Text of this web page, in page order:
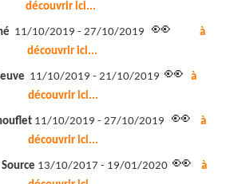
découvrir ici...
11/10/2019 - 27/10/2019 👀
à
découvrir ici...
11/10/2019 - 21/10/2019 👀
à
découvrir ici...
11/10/2019 - 27/10/2019 👀
à
découvrir ici...
13/10/2017 - 19/01/2020 👀
à